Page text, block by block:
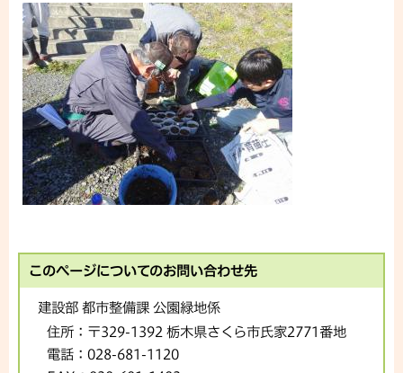
このページについてのお問い合わせ先
建設部 都市整備課 公園緑地係
住所： 〒329-1392 栃木県さくら市氏家2771番地
電話： 028-681-1120